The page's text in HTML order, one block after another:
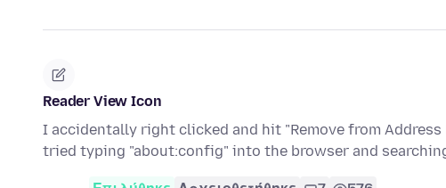
Reader View Icon
I accidentally right clicked and hit "Remove from
tried typing "about:config" into the browser and